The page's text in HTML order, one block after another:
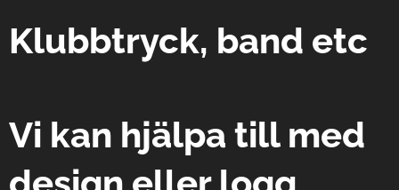
Klubbtryck, band etc
Vi kan hjälpa till med